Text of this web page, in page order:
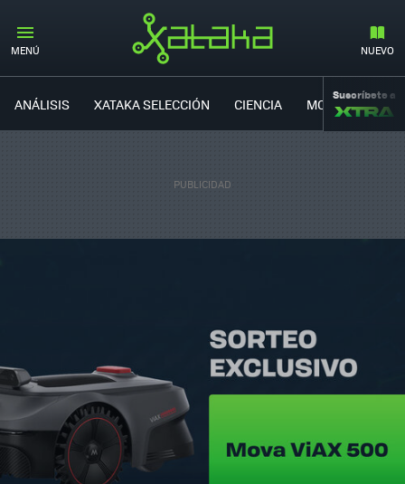
MENÚ NUEVO
ANÁLISIS XATAKA SELECCIÓN CIENCIA MOVILIDAD
Suscríbete a